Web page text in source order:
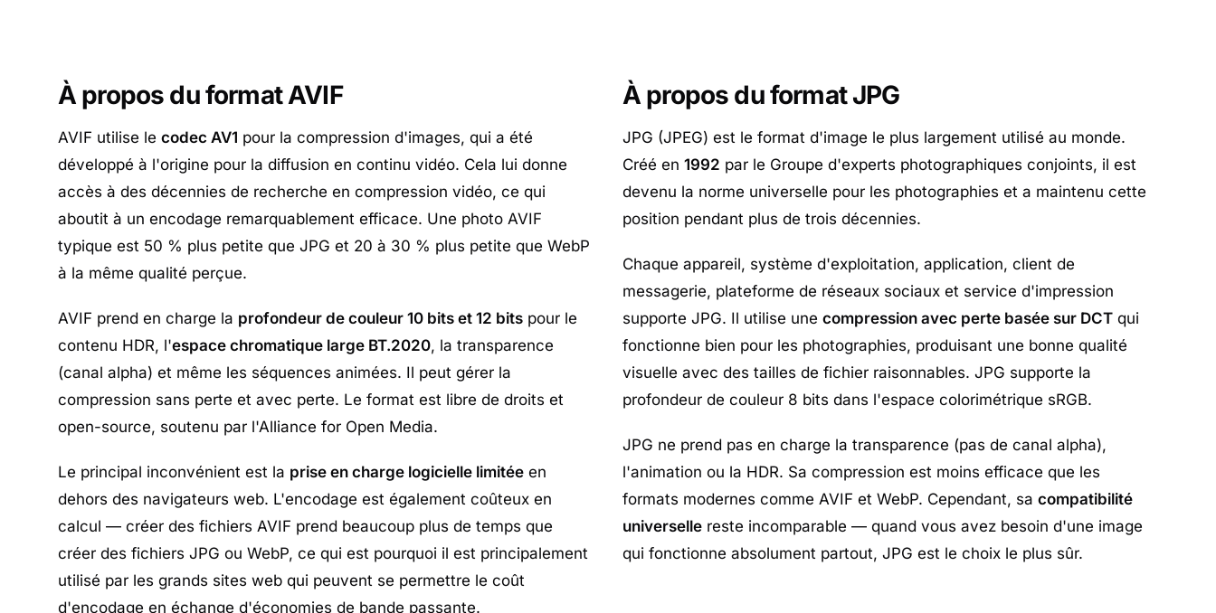
À propos du format AVIF
AVIF utilise le codec AV1 pour la compression d'images, qui a été
développé à l'origine pour la diffusion en continu vidéo. Cela lui donne
accès à des décennies de recherche en compression vidéo, ce qui
aboutit à un encodage remarquablement efficace. Une photo AVIF
typique est 50 % plus petite que JPG et 20 à 30 % plus petite que WebP
à la même qualité perçue.
AVIF prend en charge la profondeur de couleur 10 bits et 12 bits pour le
contenu HDR, l'espace chromatique large BT.2020, la transparence
(canal alpha) et même les séquences animées. Il peut gérer la
compression sans perte et avec perte. Le format est libre de droits et
open-source, soutenu par l'Alliance for Open Media.
Le principal inconvénient est la prise en charge logicielle limitée en
dehors des navigateurs web. L'encodage est également coûteux en
calcul — créer des fichiers AVIF prend beaucoup plus de temps que
créer des fichiers JPG ou WebP, ce qui est pourquoi il est principalement
utilisé par les grands sites web qui peuvent se permettre le coût
d'encodage en échange d'économies de bande passante.
À propos du format JPG
JPG (JPEG) est le format d'image le plus largement utilisé au monde.
Créé en 1992 par le Groupe d'experts photographiques conjoints, il est
devenu la norme universelle pour les photographies et a maintenu cette
position pendant plus de trois décennies.
Chaque appareil, système d'exploitation, application, client de
messagerie, plateforme de réseaux sociaux et service d'impression
supporte JPG. Il utilise une compression avec perte basée sur DCT qui
fonctionne bien pour les photographies, produisant une bonne qualité
visuelle avec des tailles de fichier raisonnables. JPG supporte la
profondeur de couleur 8 bits dans l'espace colorimétrique sRGB.
JPG ne prend pas en charge la transparence (pas de canal alpha),
l'animation ou la HDR. Sa compression est moins efficace que les
formats modernes comme AVIF et WebP. Cependant, sa compatibilité
universelle reste incomparable — quand vous avez besoin d'une image
qui fonctionne absolument partout, JPG est le choix le plus sûr.